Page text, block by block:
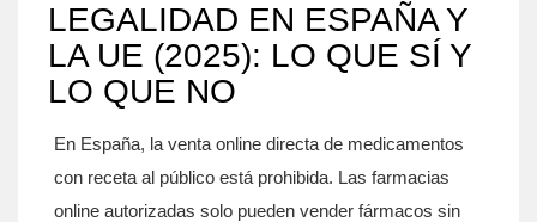
LEGALIDAD EN ESPAÑA Y
LA UE (2025): LO QUE SÍ Y
LO QUE NO
En España, la venta online directa de medicamentos
con receta al público está prohibida. Las farmacias
online autorizadas solo pueden vender fármacos sin